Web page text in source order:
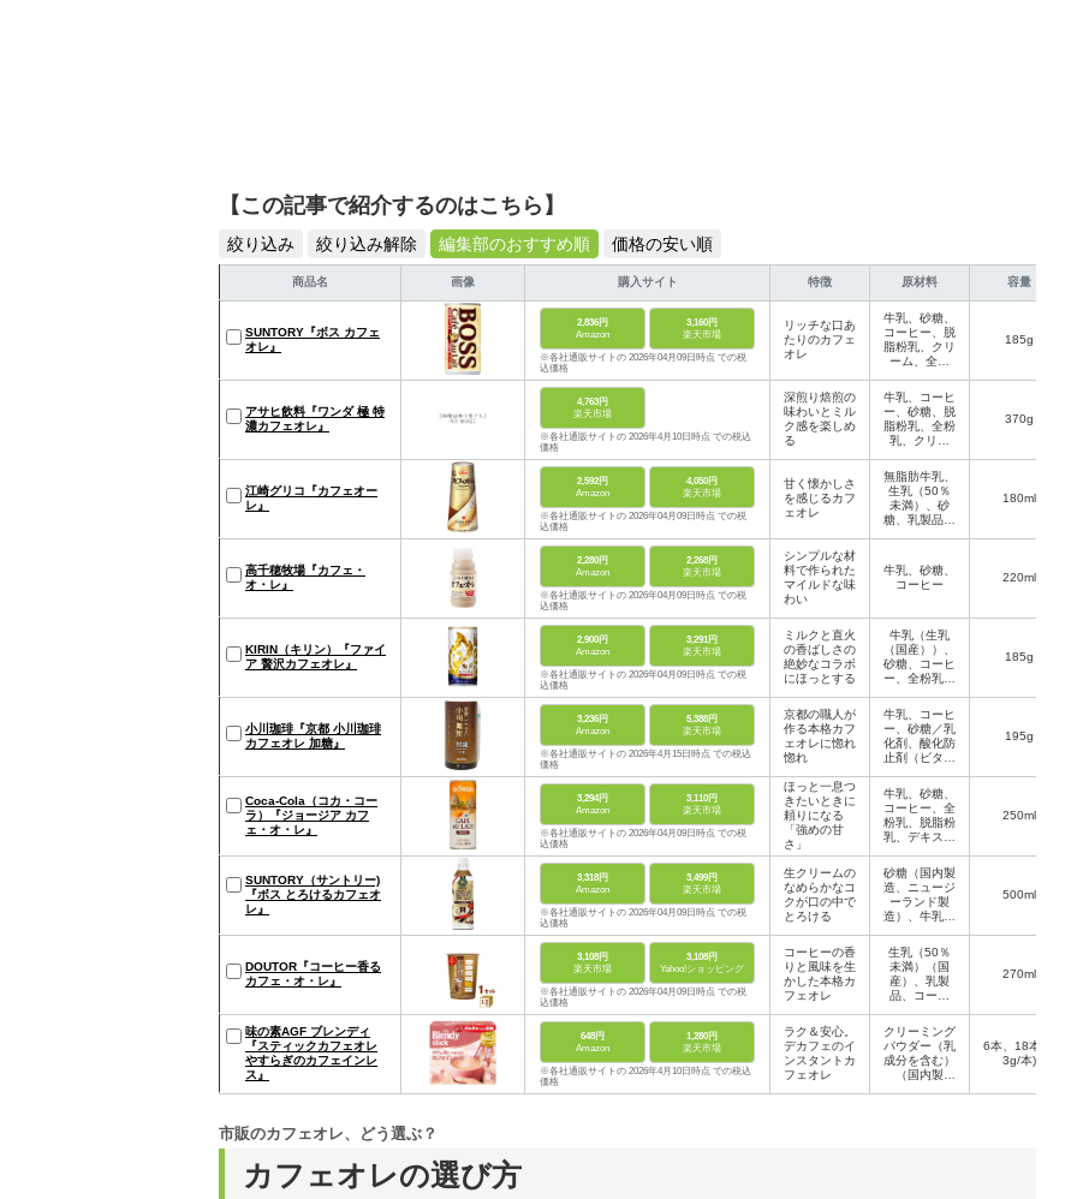
【この記事で紹介するのはこちら】
絞り込み 絞り込み解除 編集部のおすすめ順 価格の安い順
商品名 画像 購入サイト 特徴 原材料 容量
SUNTORY『ボス カフェ
オレ』
2,836円
Amazon
3,160円
楽天市場
※各社通販サイトの 2026年04月09日時点 での税
込価格
リッチな口あ
たりのカフェ
オレ
牛乳、砂糖、
コーヒー、脱
脂粉乳、クリ
ーム、全粉
リン、カゼイ
ンNa、乳化
剤、香料、安
定剤（カラギ
ナン）など
185g
アサヒ飲料『ワンダ 極 特
濃カフェオレ』
4,763円
楽天市場
※各社通販サイトの 2026年4月10日時点 での税込
価格
深煎り焙煎の
味わいとミル
ク感を楽しめ
る
牛乳、コーヒ
ー、砂糖、脱
脂粉乳、全粉
乳、クリー
リン、食塩／
香料、乳化
剤、カゼイン
Na、甘味料
など
370g
江崎グリコ『カフェオー
レ』
2,592円
Amazon
4,050円
楽天市場
※各社通販サイトの 2026年04月09日時点 での税
込価格
甘く懐かしさ
を感じるカフ
ェオレ
無脂肪牛乳、
生乳（50％
未満）、砂
糖、乳製品、
メル色素、p
h調整剤、乳
化剤、香料
分を含む）
180ml
高千穂牧場『カフェ・
オ・レ』
2,280円
Amazon
2,268円
楽天市場
※各社通販サイトの 2026年04月09日時点 での税
込価格
シンプルな材
料で作られた
マイルドな味
わい
牛乳、砂糖、
コーヒー
220ml
KIRIN（キリン）『ファイ
ア 贅沢カフェオレ』
2,900円
Amazon
3,291円
楽天市場
※各社通販サイトの 2026年04月09日時点 での税
込価格
ミルクと直火
の香ばしさの
絶妙なコラボ
にほっとする
牛乳（生乳
（国産））、
砂糖、コーヒ
ー、全粉乳、
ン、クリーム
／乳化剤、香
料
185g
小川珈琲『京都 小川珈琲
カフェオレ 加糖』
3,236円
Amazon
5,388円
楽天市場
※各社通販サイトの 2026年4月15日時点 での税込
価格
京都の職人が
作る本格カフ
ェオレに惚れ
惚れ
牛乳、コーヒ
ー、砂糖／乳
化剤、酸化防
止剤（ビタミ
195g
Coca-Cola（コカ・コー
ラ）『ジョージア カフ
ェ・オ・レ』
3,294円
Amazon
3,110円
楽天市場
※各社通販サイトの 2026年04月09日時点 での税
込価格
ほっと一息つ
きたいときに
頼りになる
「強めの甘
さ」
牛乳、砂糖、
コーヒー、全
粉乳、脱脂粉
乳、デキスト
乳化剤、カゼ
インNa、安
定剤（カラギ
ナン）
250ml
SUNTORY（サントリー)
『ボス とろけるカフェオ
レ』
3,318円
Amazon
3,499円
楽天市場
※各社通販サイトの 2026年04月09日時点 での税
込価格
生クリームの
なめらかなコ
クが口の中で
とろける
砂糖（国内製
造、ニュージ
ーランド製
造）、牛乳、
ヒー、デキス
トリン／香
料、乳化剤、
カゼインＮ
ａ、安定剤
（カラギナ
ン）
500ml
DOUTOR『コーヒー香る
カフェ・オ・レ』
3,108円
楽天市場
3,108円
Yahoo!ショッピング
※各社通販サイトの 2026年04月09日時点 での税
込価格
コーヒーの香
りと風味を生
かした本格カ
フェオレ
生乳（50％
未満）（国
産）、乳製
品、コーヒ
（一部に乳成
分を含む）
270ml
味の素AGF ブレンディ
『スティックカフェオレ
やすらぎのカフェインレ
ス』
648円
Amazon
1,280円
楽天市場
※各社通販サイトの 2026年4月10日時点 での税込
価格
ラク＆安心。
デカフェのイ
ンスタントカ
フェオレ
クリーミング
パウダー（乳
成分を含む）
（国内製
6本、18本(7.
3g/本)
カフェオレの選び方
市販のカフェオレ、どう選ぶ？